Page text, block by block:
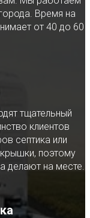
Время на
от 40 до 60
тщательный
клиентов
септика или
поэтому
делают на месте.